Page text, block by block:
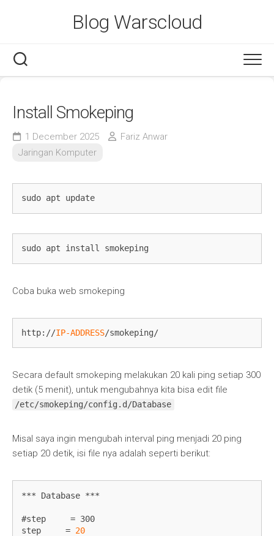
Blog Warscloud
Install Smokeping
1 December 2025
Fariz Anwar
Jaringan Komputer
sudo apt update
sudo apt install smokeping
Coba buka web smokeping
http://IP-ADDRESS/smokeping/
Secara default smokeping melakukan 20 kali ping setiap 300
detik (5 menit), untuk mengubahnya kita bisa edit file
/etc/smokeping/config.d/Database
Misal saya ingin mengubah interval ping menjadi 20 ping
setiap 20 detik, isi file nya adalah seperti berikut:
*** Database ***
#step     = 300
step     = 20